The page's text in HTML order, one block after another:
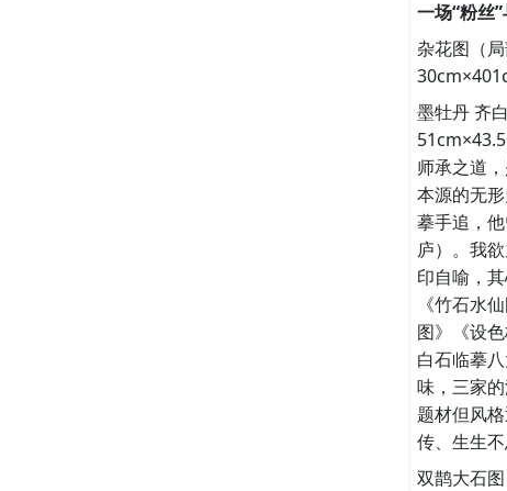
一场“粉丝
杂花图（
墨牡丹 齐
师承之道
本源的无
摹手追，
庐）。我
印自喻，
《竹石水
图》《设
白石临摹
味，三家
题材但风
传、生生
双鹊大石